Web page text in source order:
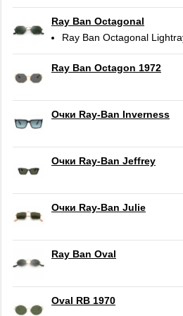
Ray Ban Octagonal
Ray Ban Octagonal
Ray Ban Octagon 1972
Очки Ray-Ban Inverness
Очки Ray-Ban Jeffrey
Очки Ray-Ban Julie
Ray Ban Oval
Oval RB 1970